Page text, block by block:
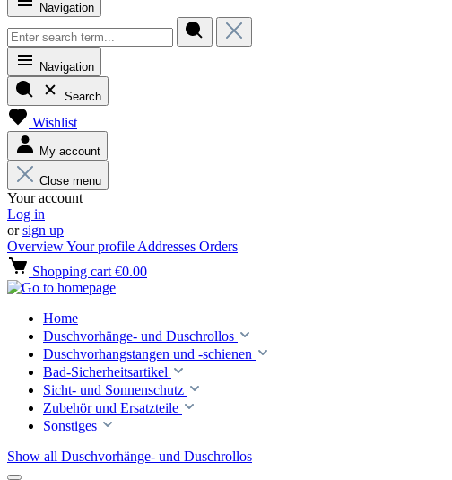
Navigation
Navigation
Search
Wishlist
My account
Close menu
Your account
Log in
orsign up
OverviewYour profile Addresses Orders
Shopping cart €0.00
Home
Duschvorhänge- und Duschrollos
Duschvorhangstangen und -schienen
Bad-Sicherheitsartikel
Sicht- und Sonnenschutz
Zubehör und Ersatzteile
Sonstiges
Show all Duschvorhänge- und Duschrollos